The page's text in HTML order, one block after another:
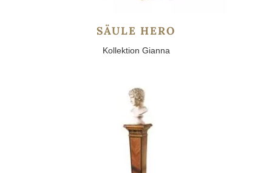
SÄULE HERO
Kollektion Gianna